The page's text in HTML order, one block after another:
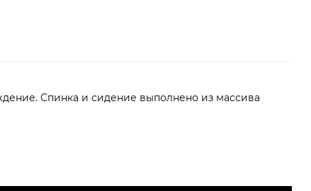
Спинка и сидение выполнено из массива